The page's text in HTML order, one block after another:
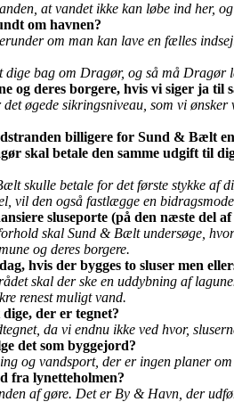
at vandet ikke kan løbe ind her,
om havnen?
om man kan lave en fælles
dige bag om Dragør, og så må Dragør
og deres borgere, hvis vi siger ja til
øgede sikringsniveau, som vi
billigere for Sund & Bælt
skal betale den samme udgift til
skulle betale for det første stykke af
vil den også fastlægge en
sluseporte (på den næste del
skal Sund & Bælt undersøge,
og deres borgere.
hvis der bygges to sluser men
skal der ske en uddybning af
renest muligt vand.
der er tegnet?
da vi endnu ikke ved hvor,
det som byggejord?
og vandsport, der er ingen planer om
fra lynetteholmen?
af gøre. Det er By & Havn, der